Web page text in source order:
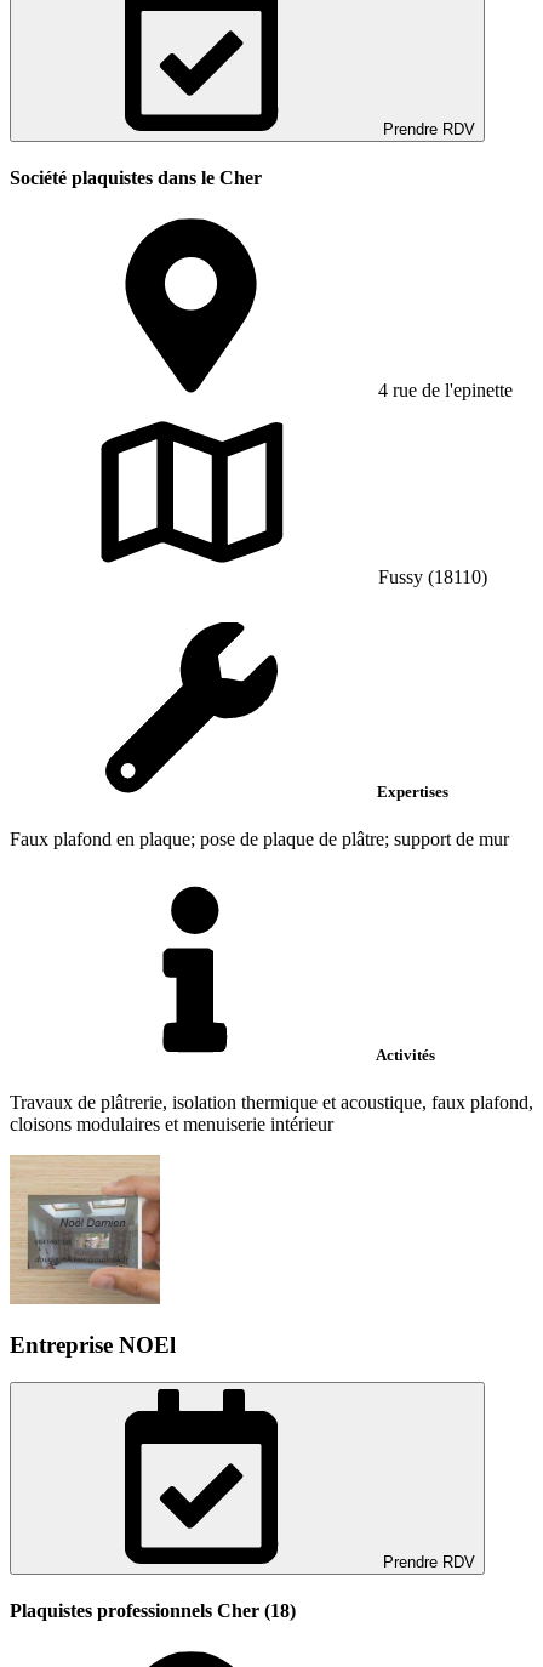
Prendre RDV
Société plaquistes dans le Cher
4 rue de l'epinette
Fussy (18110)
Expertises
Faux plafond en plaque; pose de plaque de plâtre; support de mur
Activités
Travaux de plâtrerie, isolation thermique et acoustique, faux plafond,
cloisons modulaires et menuiserie intérieur
Entreprise NOEl
Prendre RDV
Plaquistes professionnels Cher (18)